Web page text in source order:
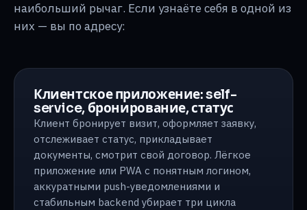
наибольший рычаг. Если узнаёте себя в одной из
них — вы по адресу:
Клиентское приложение: self-
service, бронирование, статус
Клиент бронирует визит, оформляет заявку,
отслеживает статус, прикладывает
документы, смотрит свой договор. Лёгкое
приложение или PWA с понятным логином,
аккуратными push-уведомлениями и
стабильным backend убирает три цикла